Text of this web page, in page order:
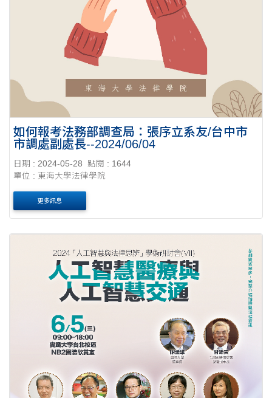
如何報考法務部調查局：張序立系友/台中市
市調處副處長--2024/06/04
日期 : 2024-05-28
點閱 : 1644
單位 : 東海大學法律學院
更多訊息